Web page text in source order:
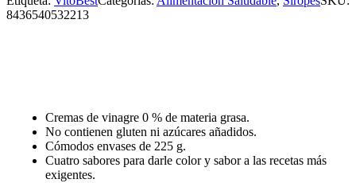
8436540532213
Cremas de vinagre 0 % de materia grasa.
No contienen gluten ni azúcares añadidos.
Cómodos envases de 225 g.
Cuatro sabores para darle color y sabor a las recetas más
exigentes.